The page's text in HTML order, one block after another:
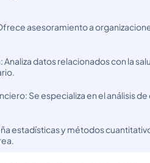
asesoramiento a
Analiza datos relacionados con la
Se especializa en el análisis
estadísticas y métodos